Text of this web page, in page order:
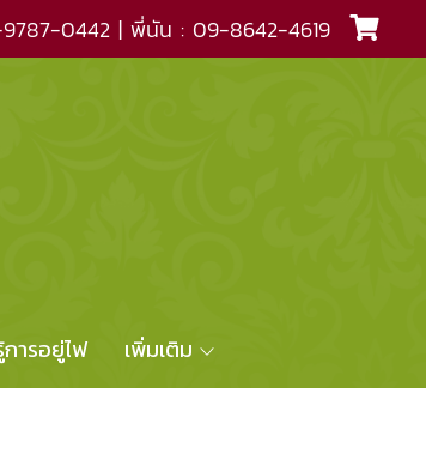
0442 | พี่นัน : 09-8642-4619
การอยู่ไฟ เพิ่มเติม